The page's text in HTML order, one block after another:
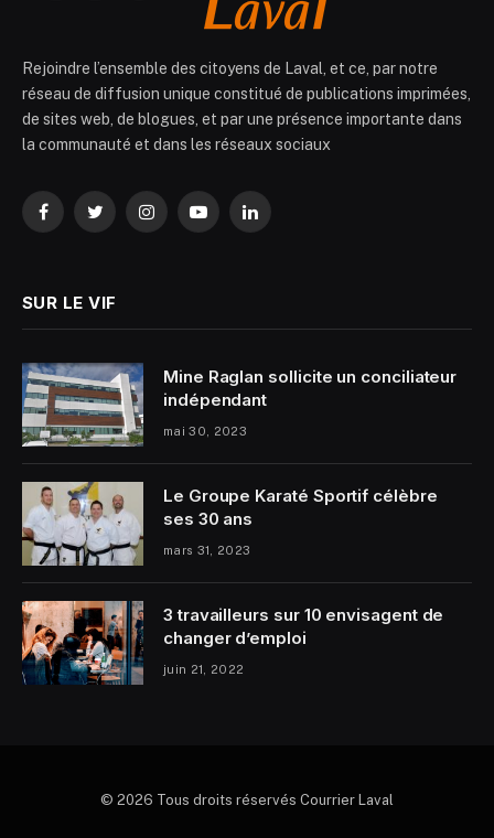
Rejoindre l’ensemble des citoyens de Laval, et ce, par notre
réseau de diffusion unique constitué de publications imprimées,
de sites web, de blogues, et par une présence importante dans
la communauté et dans les réseaux sociaux
FacebookTwitterInstagramYouTubeLinkedIn
SUR LE VIF
Mine Raglan sollicite un conciliateur
indépendant
mai 30, 2023
Le Groupe Karaté Sportif célèbre
ses 30 ans
mars 31, 2023
3 travailleurs sur 10 envisagent de
changer d’emploi
juin 21, 2022
© 2026 Tous droits réservés Courrier Laval